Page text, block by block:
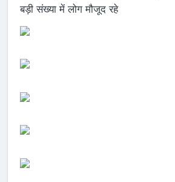
बड़ी संख्या में लोग मौजूद रहे